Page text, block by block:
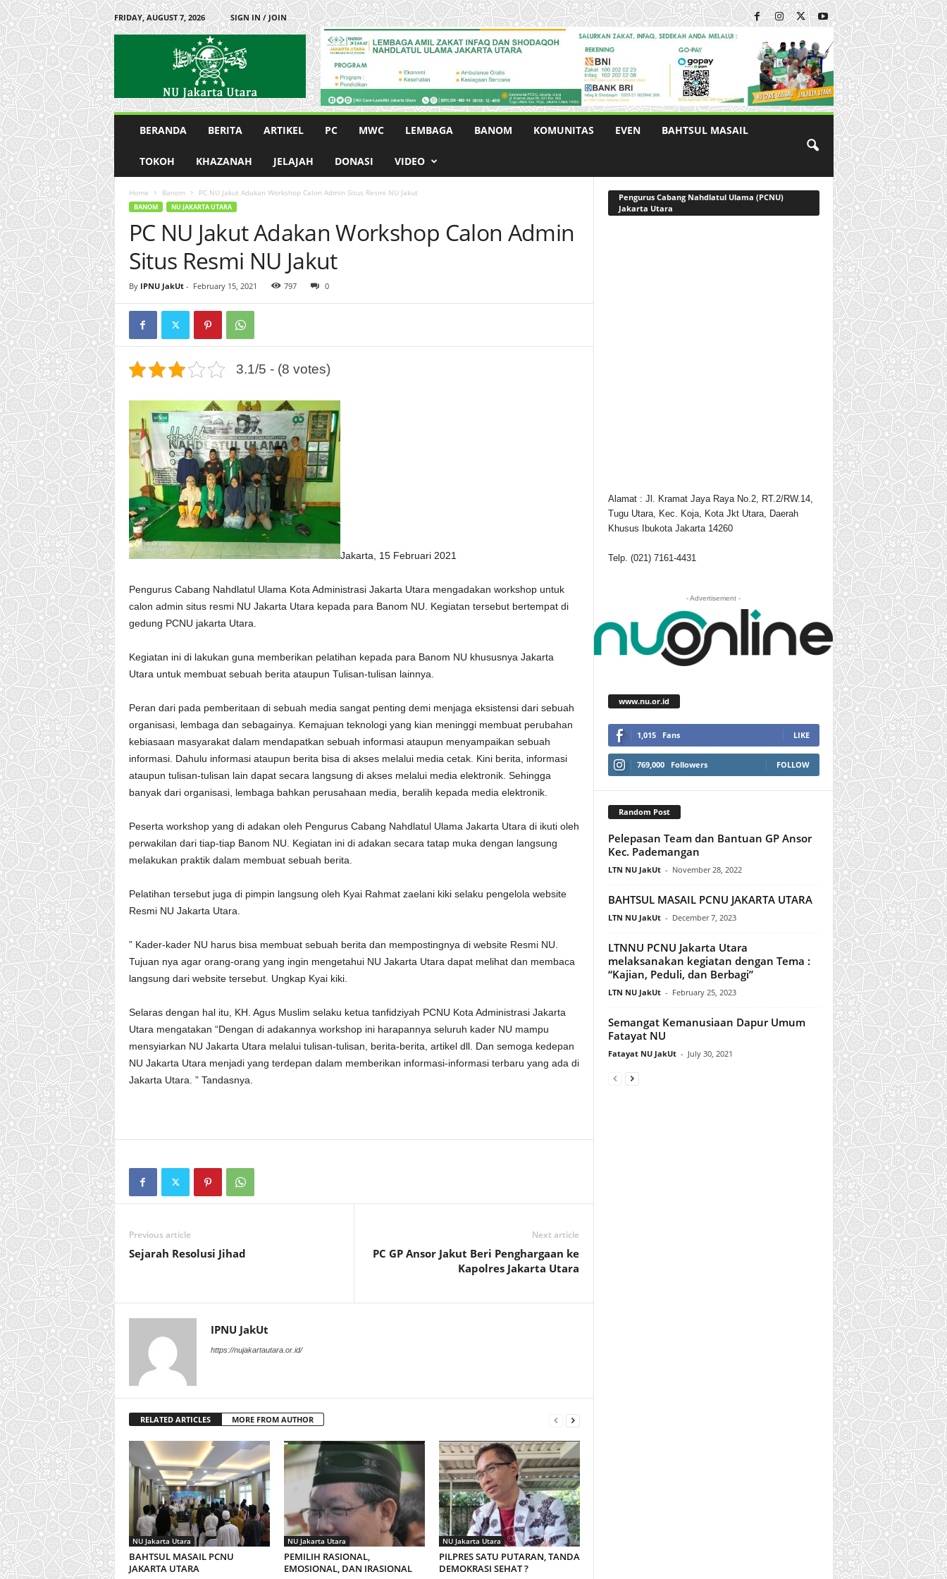
FRIDAY, AUGUST 7, 2026
SIGN IN / JOIN
P
e
n
g
u
r
u
s
C
a
a
n
g
N
a
h
d
l
a
t
u
l
U
l
a
m
a
(
P
C
N
U
)
a
k
a
r
t
a
U
t
a
r
a
BERANDA BERITA ARTIKEL PC MWC LEMBAGA BANOM KOMUNITAS EVEN BAHTSUL MASAIL
TOKOH KHAZANAH JELAJAH DONASI VIDEO
Home Banom PC NU Jakut Adakan Workshop Calon Admin Situs Resmi NU Jakut
BANOM NU JAKARTA UTARA
PC NU Jakut Adakan Workshop Calon Admin
Situs Resmi NU Jakut
By IPNU JakUt- February 15, 2021 797 0
3.1/5 - (8 votes)
Jakarta, 15 Februari 2021
Pengurus Cabang Nahdlatul Ulama Kota Administrasi Jakarta Utara mengadakan workshop untuk
calon admin situs resmi NU Jakarta Utara kepada para Banom NU. Kegiatan tersebut bertempat di
gedung PCNU jakarta Utara.
Kegiatan ini di lakukan guna memberikan pelatihan kepada para Banom NU khususnya Jakarta
Utara untuk membuat sebuah berita ataupun Tulisan-tulisan lainnya.
Peran dari pada pemberitaan di sebuah media sangat penting demi menjaga eksistensi dari sebuah
organisasi, lembaga dan sebagainya. Kemajuan teknologi yang kian meninggi membuat perubahan
kebiasaan masyarakat dalam mendapatkan sebuah informasi ataupun menyampaikan sebuah
informasi. Dahulu informasi ataupun berita bisa di akses melalui media cetak. Kini berita, informasi
ataupun tulisan-tulisan lain dapat secara langsung di akses melalui media elektronik. Sehingga
banyak dari organisasi, lembaga bahkan perusahaan media, beralih kepada media elektronik.
Peserta workshop yang di adakan oleh Pengurus Cabang Nahdlatul Ulama Jakarta Utara di ikuti oleh
perwakilan dari tiap-tiap Banom NU. Kegiatan ini di adakan secara tatap muka dengan langsung
melakukan praktik dalam membuat sebuah berita.
Pelatihan tersebut juga di pimpin langsung oleh Kyai Rahmat zaelani kiki selaku pengelola website
Resmi NU Jakarta Utara.
” Kader-kader NU harus bisa membuat sebuah berita dan mempostingnya di website Resmi NU.
Tujuan nya agar orang-orang yang ingin mengetahui NU Jakarta Utara dapat melihat dan membaca
langsung dari website tersebut. Ungkap Kyai kiki.
Selaras dengan hal itu, KH. Agus Muslim selaku ketua tanfidziyah PCNU Kota Administrasi Jakarta
Utara mengatakan “Dengan di adakannya workshop ini harapannya seluruh kader NU mampu
mensyiarkan NU Jakarta Utara melalui tulisan-tulisan, berita-berita, artikel dll. Dan semoga kedepan
NU Jakarta Utara menjadi yang terdepan dalam memberikan informasi-informasi terbaru yang ada di
Jakarta Utara. ” Tandasnya.
Previous article
Sejarah Resolusi Jihad
Next article
PC GP Ansor Jakut Beri Penghargaan ke
Kapolres Jakarta Utara
IPNU JakUt
https://nujakartautara.or.id/
RELATED ARTICLES MORE FROM AUTHOR
NU Jakarta Utara
BAHTSUL MASAIL PCNU
JAKARTA UTARA
NU Jakarta Utara
PEMILIH RASIONAL,
EMOSIONAL, DAN IRASIONAL
NU Jakarta Utara
PILPRES SATU PUTARAN, TANDA
DEMOKRASI SEHAT ?
Pengurus Cabang Nahdlatul Ulama (PCNU)
Jakarta Utara
Alamat : Jl. Kramat Jaya Raya No.2, RT.2/RW.14,
Tugu Utara, Kec. Koja, Kota Jkt Utara, Daerah
Khusus Ibukota Jakarta 14260
Telp. (021) 7161-4431
- Advertisement -
www.nu.or.id
1,015 Fans LIKE
769,000 Followers FOLLOW
Random Post
Pelepasan Team dan Bantuan GP Ansor
Kec. Pademangan
LTN NU JakUt - November 28, 2022
BAHTSUL MASAIL PCNU JAKARTA UTARA
LTN NU JakUt - December 7, 2023
LTNNU PCNU Jakarta Utara
melaksanakan kegiatan dengan Tema :
“Kajian, Peduli, dan Berbagi”
LTN NU JakUt - February 25, 2023
Semangat Kemanusiaan Dapur Umum
Fatayat NU
Fatayat NU JakUt - July 30, 2021